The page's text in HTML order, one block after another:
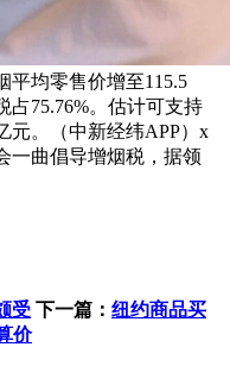
平均零售价增至115.5
占75.76%。估计可支持
元。（中新经纬APP）x
一曲倡导增烟税，据领
受 下一篇： 纽约商品买
价